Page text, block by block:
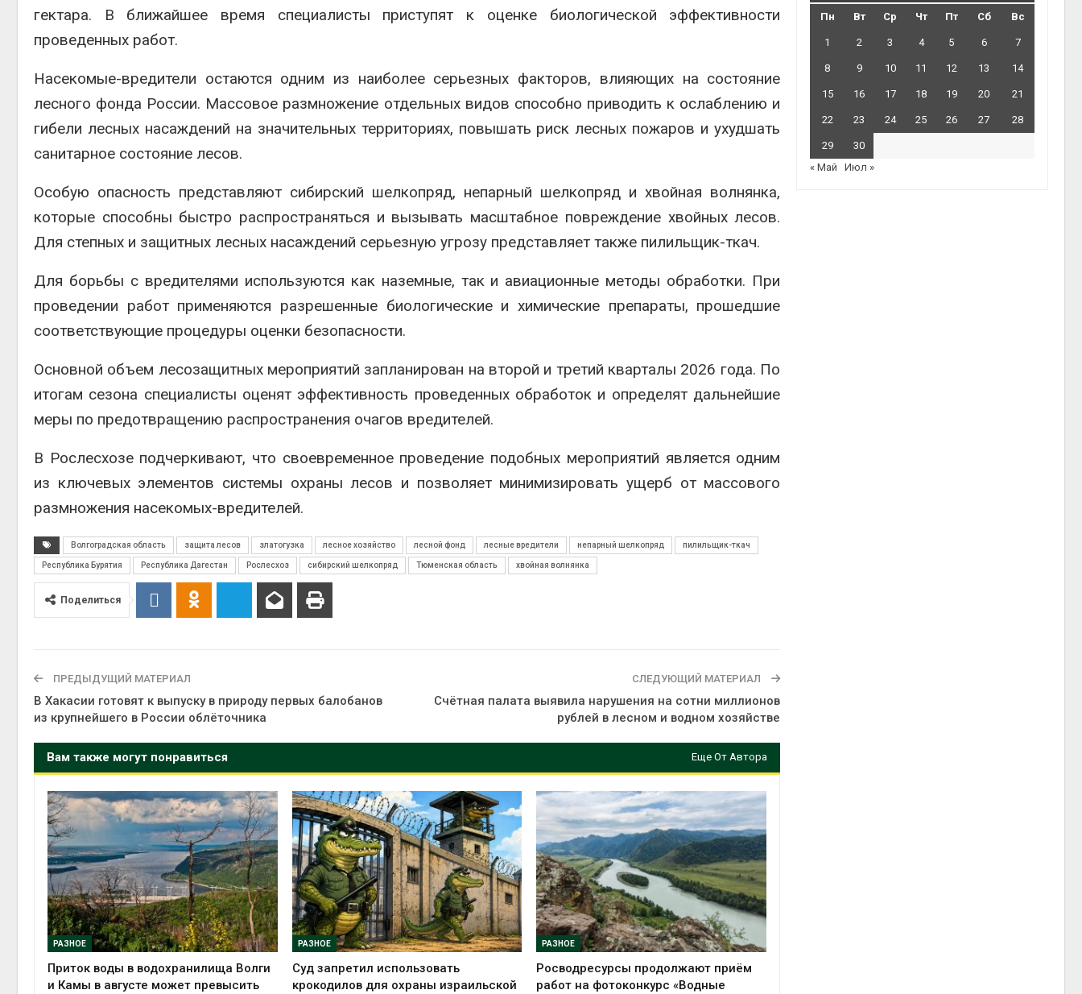
гектара. В ближайшее время специалисты приступят к оценке биологической эффективности
проведенных работ.
Насекомые-вредители остаются одним из наиболее серьезных факторов, влияющих на состояние
лесного фонда России. Массовое размножение отдельных видов способно приводить к ослаблению и
гибели лесных насаждений на значительных территориях, повышать риск лесных пожаров и ухудшать
санитарное состояние лесов.
Особую опасность представляют сибирский шелкопряд, непарный шелкопряд и хвойная волнянка,
которые способны быстро распространяться и вызывать масштабное повреждение хвойных лесов.
Для степных и защитных лесных насаждений серьезную угрозу представляет также пилильщик-ткач.
Для борьбы с вредителями используются как наземные, так и авиационные методы обработки. При
проведении работ применяются разрешенные биологические и химические препараты, прошедшие
соответствующие процедуры оценки безопасности.
Основной объем лесозащитных мероприятий запланирован на второй и третий кварталы 2026 года. По
итогам сезона специалисты оценят эффективность проведенных обработок и определят дальнейшие
меры по предотвращению распространения очагов вредителей.
В Рослесхозе подчеркивают, что своевременное проведение подобных мероприятий является одним
из ключевых элементов системы охраны лесов и позволяет минимизировать ущерб от массового
размножения насекомых-вредителей.
Волгоградская область защита лесов златогузка лесное хозяйство лесной фонд лесные вредители непарный шелкопряд пилильщик-ткач
Республика Бурятия Республика Дагестан Рослесхоз сибирский шелкопряд Тюменская область хвойная волнянка
Поделиться
ПРЕДЫДУЩИЙ МАТЕРИАЛ
В Хакасии готовят к выпуску в природу первых балобанов
из крупнейшего в России облёточника
СЛЕДУЮЩИЙ МАТЕРИАЛ
Счётная палата выявила нарушения на сотни миллионов
рублей в лесном и водном хозяйстве
Вам также могут понравиться Еще От Автора
РАЗНОЕ
Приток воды в водохранилища Волги
и Камы в августе может превысить
РАЗНОЕ
Суд запретил использовать
крокодилов для охраны израильской
РАЗНОЕ
Росводресурсы продолжают приём
работ на фотоконкурс «Водные
Пн Вт Ср Чт Пт Сб Вс
1 2 3 4 5 6 7
8 9 10 11 12 13 14
15 16 17 18 19 20 21
22 23 24 25 26 27 28
29
30
« Май
Июл »